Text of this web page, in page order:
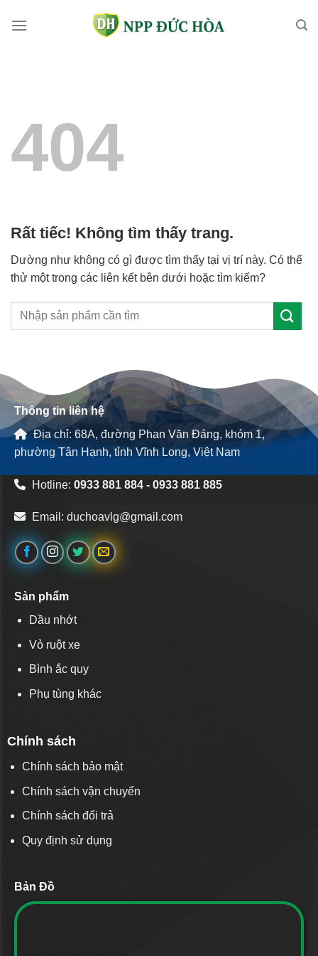
qua
404
Rất tiếc! Không tìm thấy trang.
Dường như không có gì được tìm thấy tại vị trí này. Có thể
thử một trong các liên kết bên dưới hoặc tìm kiếm?
Thông tin liên hệ
Địa chỉ: 68A, đường Phan Văn Đáng, khóm 1,
phường Tân Hạnh, tỉnh Vĩnh Long, Việt Nam
Hotline: 0933 881 884 - 0933 881 885
Email: duchoavlg@gmail.com
Sản phẩm
Dầu nhớt
Vỏ ruột xe
Bình ắc quy
Phụ tùng khác
Chính sách
Chính sách bảo mật
Chính sách vận chuyển
Chính sách đổi trả
Quy định sử dụng
Bản Đồ